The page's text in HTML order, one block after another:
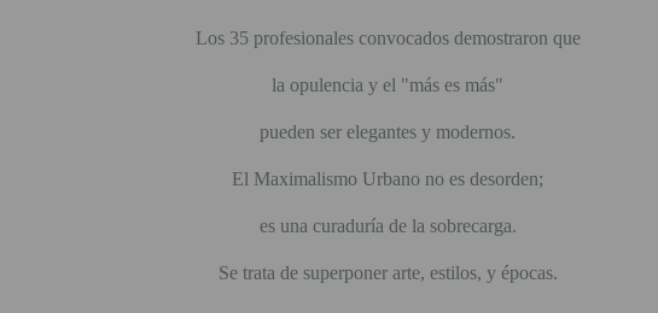
Los 35 profesionales convocados demostraron que
la opulencia y el "más es más"
pueden ser elegantes y modernos.
El Maximalismo Urbano no es desorden;
es una curaduría de la sobrecarga.
Se trata de superponer arte, estilos, y épocas.